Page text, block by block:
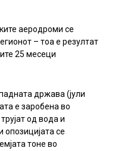
аеродроми се
– тоа е резултат
25 месеци
држава (јули
е заробена во
од вода и
опозицијата се
тоне во